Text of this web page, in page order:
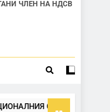
ЧЛЕН НА НДСВ
СЪВЕТ НА ПП НДСВ